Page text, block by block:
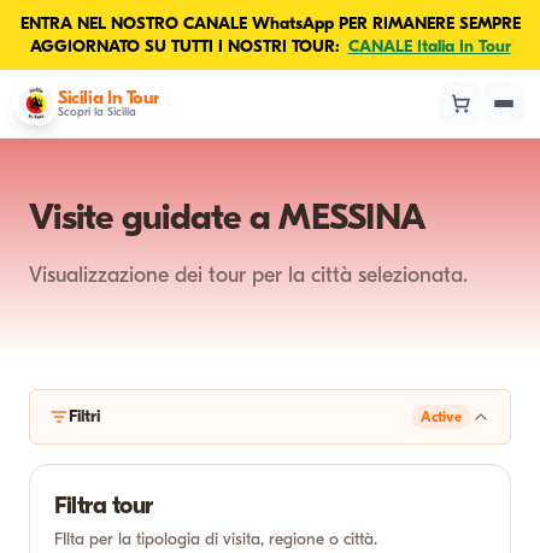
ENTRA NEL NOSTRO CANALE WhatsApp PER RIMANERE SEMPRE
AGGIORNATO SU TUTTI I NOSTRI TOUR: CANALE Italia In Tour
Sicilia In Tour
Scopri la Sicilia
Visite guidate a MESSINA
Visualizzazione dei tour per la città selezionata.
Filtri Active
Filtra tour
FIlta per la tipologia di visita, regione o città.